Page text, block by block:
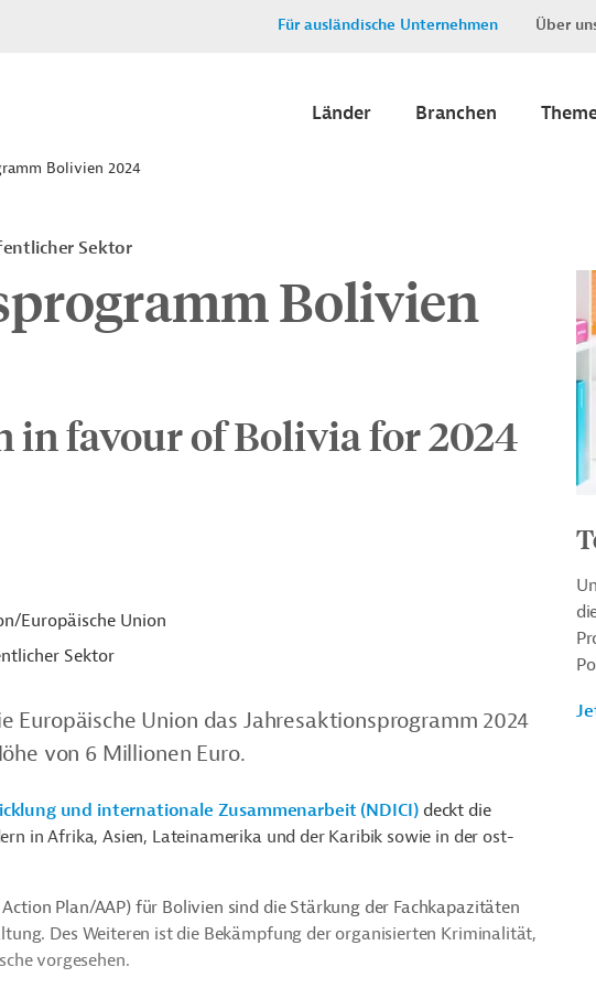
Für ausländische Unternehmen Über
Länder Branchen
Bolivien 2024
Sektor
Bolivien
in favour of Bolivia for 2024
Europäische Union
Sektor
Europäische Union das Jahresaktionsprogramm 2024
von 6 Millionen Euro.
und internationale Zusammenarbeit (NDICI) deckt die
in Afrika, Asien, Lateinamerika und der Karibik sowie in der ost-
Plan/AAP) für Bolivien sind die Stärkung der Fachkapazitäten
Des Weiteren ist die Bekämpfung der organisierten Kriminalität,
vorgesehen.